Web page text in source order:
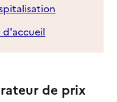
d'accueil
de prix